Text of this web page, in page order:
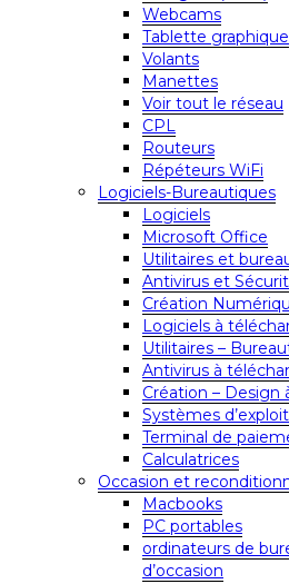
Webcams
Tablette graphique
Volants
Manettes
Voir tout le réseau
CPL
Routeurs
Répéteurs WiFi
Logiciels-Bureautiques
Logiciels
Microsoft Office
Utilitaires et
Antivirus et
Création
Logiciels à
Utilitaires –
Antivirus à
Création – Design
Systèmes
Terminal de
Calculatrices
Occasion et
Macbooks
PC portables
ordinateurs de
d’occasion